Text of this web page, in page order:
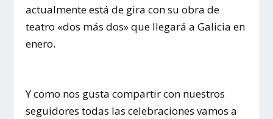
actualmente está de gira con su obra de
teatro «dos más dos» que llegará a Galicia en
enero.
Y como nos gusta compartir con nuestros
seguidores todas las celebraciones vamos a